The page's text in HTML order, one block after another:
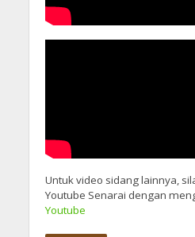
Untuk video sidang lainnya,
Youtube Senarai dengan
Youtube